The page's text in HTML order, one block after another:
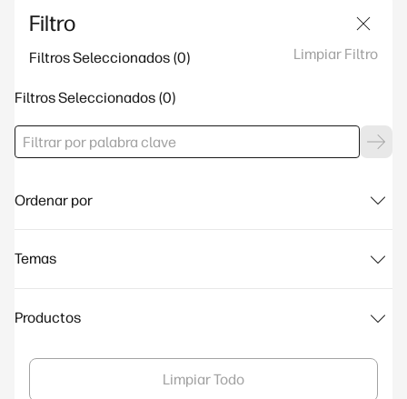
Filtro
Filtros Seleccionados Limpiar Filtro
Filtros Seleccionados
Ordenar por
Temas
Productos
Limpiar Todo